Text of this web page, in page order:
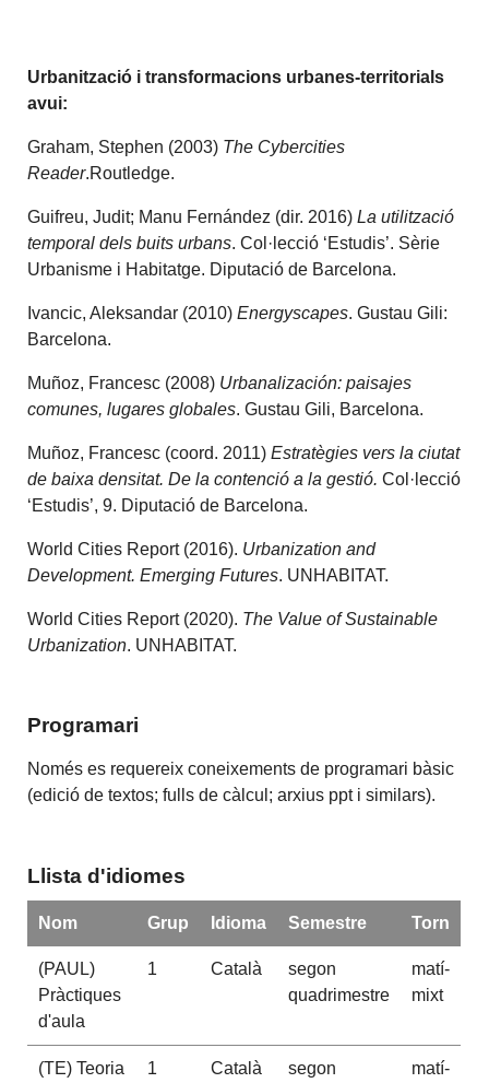
Urbanització i transformacions urbanes-territorials
avui:
Graham, Stephen (2003) The Cybercities
Reader.Routledge.
Guifreu, Judit; Manu Fernández (dir. 2016)La utilització
temporal dels buits urbans. Col·lecció ‘Estudis’. Sèrie
Urbanisme i Habitatge. Diputació de Barcelona.
Ivancic, Aleksandar (2010)Energyscapes. Gustau Gili:
Barcelona.
Muñoz, Francesc (2008) Urbanalización: paisajes
comunes, lugares globales. Gustau Gili, Barcelona.
Muñoz, Francesc (coord. 2011)Estratègies vers la ciutat
de baixa densitat. De la contenció a la gestió. Col·lecció
‘Estudis’, 9. Diputació de Barcelona.
World Cities Report (2016). Urbanization and
Development. Emerging Futures. UNHABITAT.
World Cities Report (2020). The Value of Sustainable
Urbanization. UNHABITAT.
Programari
Només es requereix coneixements de programari bàsic
(edició de textos; fulls de càlcul; arxius ppt i similars).
Llista d'idiomes
Nom Grup Idioma Semestre Torn
(PAUL)
Pràctiques
d'aula
1 Català
segon
quadrimestre
matí-
mixt
(TE) Teoria 1 Català
segon
matí-